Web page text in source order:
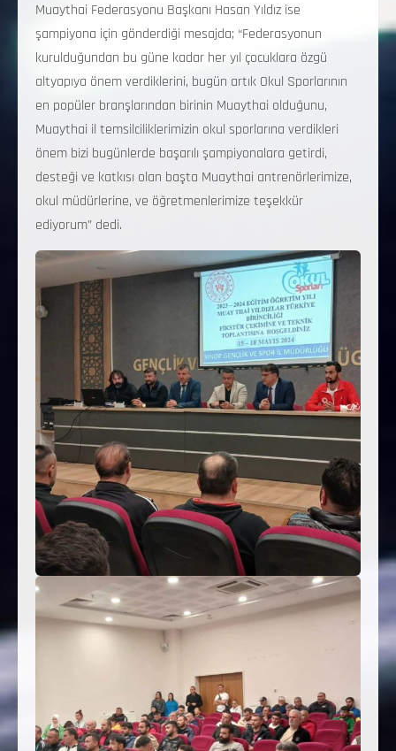
Muaythai Federasyonu Başkanı Hasan Yıldız ise
şampiyona için gönderdiği mesajda; “Federasyonun
kurulduğundan bu güne kadar her yıl çocuklara özgü
altyapıya önem verdiklerini, bugün artık Okul Sporlarının
en popüler branşlarından birinin Muaythai olduğunu,
Muaythai il temsilciliklerimizin okul sporlarına verdikleri
önem bizi bugünlerde başarılı şampiyonalara getirdi,
desteği ve katkısı olan başta Muaythai antrenörlerimize,
okul müdürlerine, ve öğretmenlerimize teşekkür
ediyorum” dedi.